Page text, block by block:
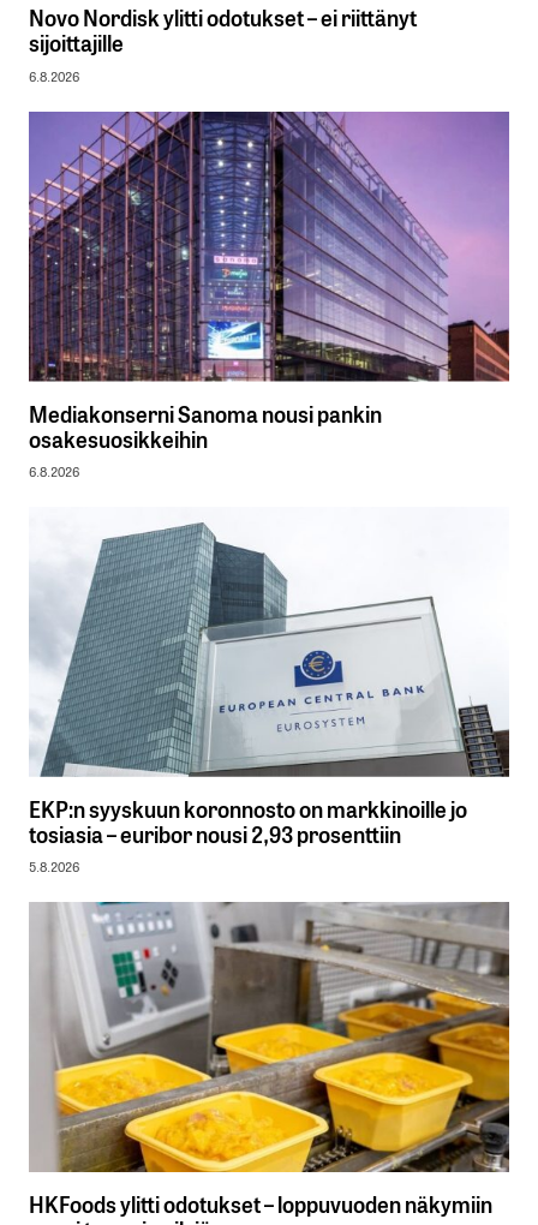
Novo Nordisk ylitti odotukset – ei riittänyt
sijoittajille
6.8.2026
Mediakonserni Sanoma nousi pankin
osakesuosikkeihin
6.8.2026
EKP:n syyskuun koronnosto on markkinoille jo
tosiasia – euribor nousi 2,93 prosenttiin
5.8.2026
HKFoods ylitti odotukset – loppuvuoden näkymiin